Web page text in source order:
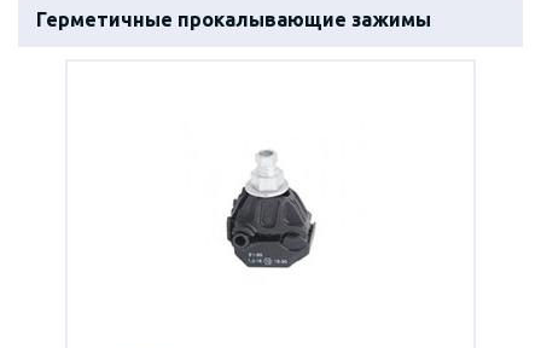
Герметичные прокалывающие зажимы